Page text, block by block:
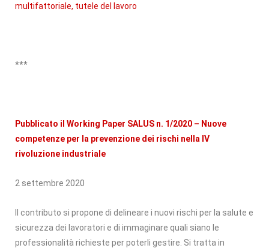
multifattoriale, tutele del lavoro
***
Pubblicato il Working Paper SALUS n. 1/2020 – Nuove
competenze per la prevenzione dei rischi nella IV
rivoluzione industriale
2 settembre 2020
Il contributo si propone di delineare i nuovi rischi per la salute e
sicurezza dei lavoratori e di immaginare quali siano le
professionalità richieste per poterli gestire. Si tratta in